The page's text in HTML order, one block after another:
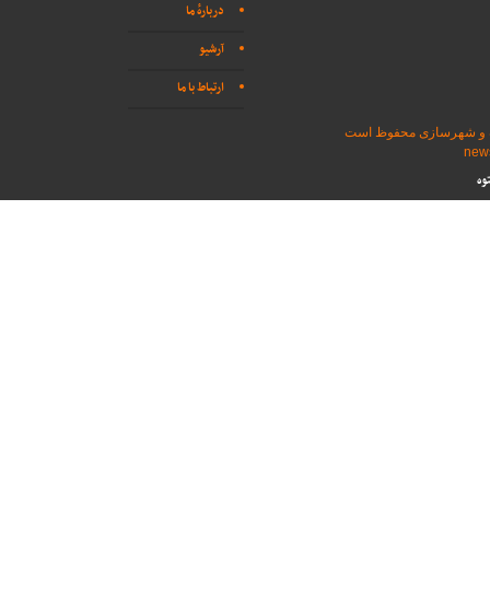
دربارهٔ ما
آرشیو
ارتباط با ما
و شهرسازی محفوظ است